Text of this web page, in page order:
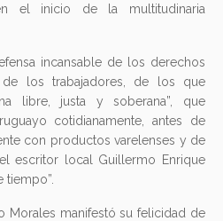
el inicio de la multitudinaria
incansable de los derechos
los trabajadores, de los que
libre, justa y soberana”, que
cotidianamente, antes de
con productos varelenses y de
escritor local Guillermo Enrique
tiempo”.
Morales manifestó su felicidad de